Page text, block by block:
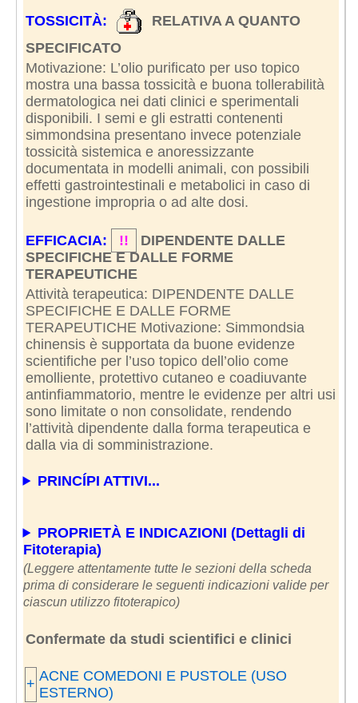
TOSSICITÀ:
RELATIVA A QUANTO
SPECIFICATO
Motivazione: L’olio purificato per uso topico
mostra una bassa tossicità e buona tollerabilità
dermatologica nei dati clinici e sperimentali
disponibili. I semi e gli estratti contenenti
simmondsina presentano invece potenziale
tossicità sistemica e anoressizzante
documentata in modelli animali, con possibili
effetti gastrointestinali e metabolici in caso di
ingestione impropria o ad alte dosi.
EFFICACIA: !!
DIPENDENTE DALLE
SPECIFICHE E DALLE FORME
TERAPEUTICHE
Attività terapeutica: DIPENDENTE DALLE
SPECIFICHE E DALLE FORME
TERAPEUTICHE Motivazione: Simmondsia
chinensis è supportata da buone evidenze
scientifiche per l’uso topico dell’olio come
emolliente, protettivo cutaneo e coadiuvante
antinfiammatorio, mentre le evidenze per altri usi
sono limitate o non consolidate, rendendo
l’attività dipendente dalla forma terapeutica e
dalla via di somministrazione.
PRINCÍPI ATTIVI...
PROPRIETÀ E INDICAZIONI (Dettagli di
Fitoterapia)
(Leggere attentamente tutte le sezioni della scheda
prima di considerare le seguenti indicazioni valide per
ciascun utilizzo fitoterapico)
Confermate da studi scientifici e clinici
+ ACNE COMEDONI E PUSTOLE (USO
ESTERNO)